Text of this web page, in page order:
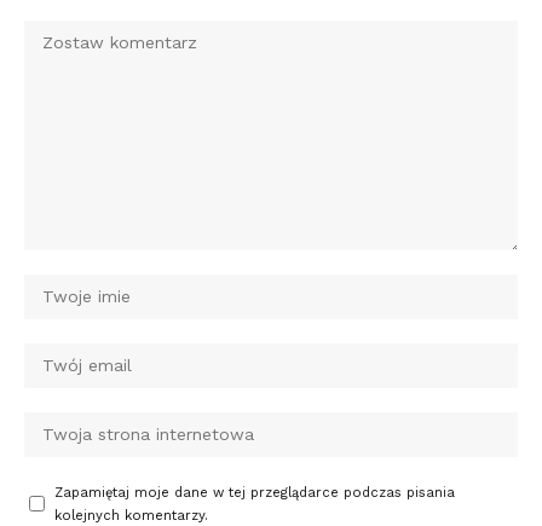
Zapamiętaj moje dane w tej przeglądarce podczas pisania
kolejnych komentarzy.